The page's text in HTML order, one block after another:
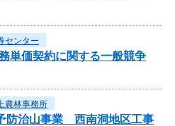
センター
単価契約に関する一般競争
農林事務所
防治山事業 西南洞地区工事